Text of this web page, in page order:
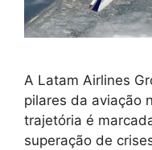
A Latam Airlines
pilares da aviação
trajetória é
superação de